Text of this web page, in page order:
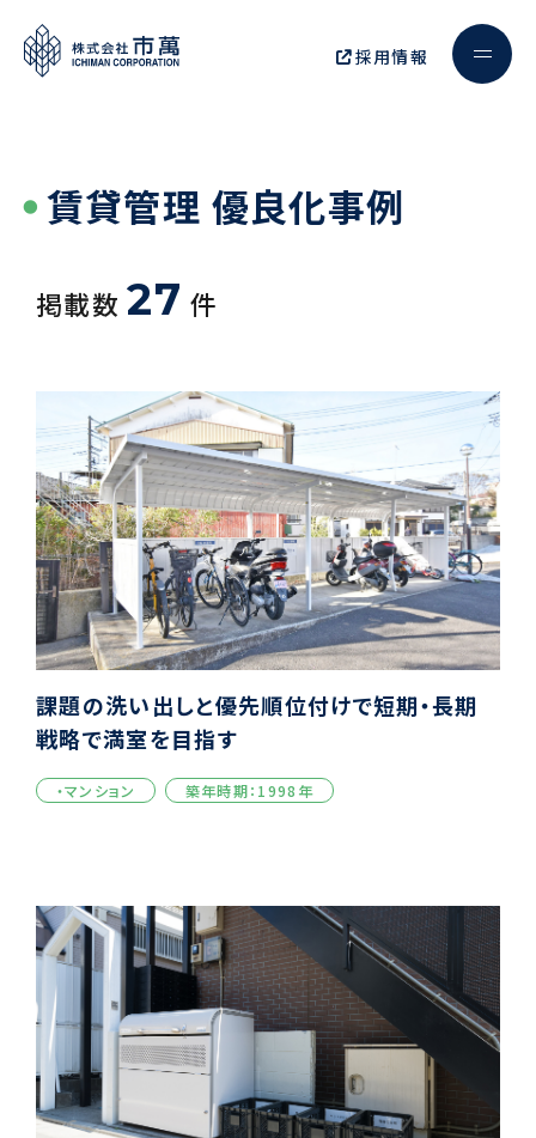
採用情報
賃貸管理 優良化事例
掲載数 27 件
課題の洗い出しと優先順位付けで短期・長期
戦略で満室を目指す
・マンション 築年時期：1998年